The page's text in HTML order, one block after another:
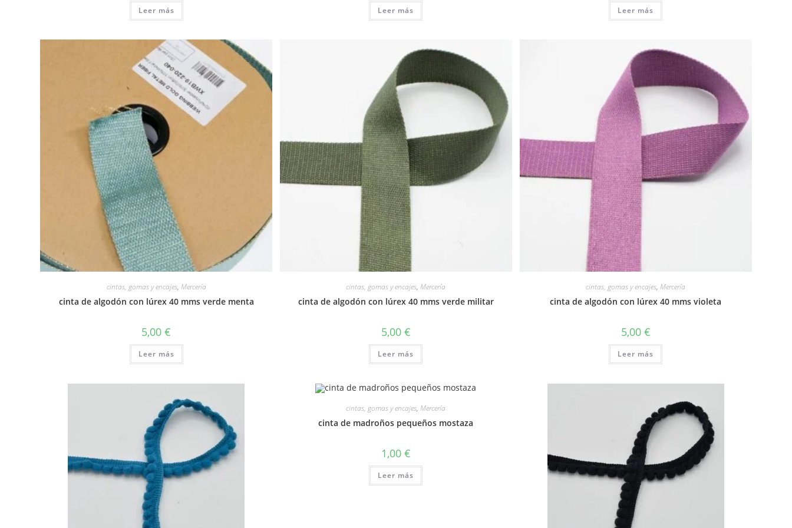
Leer más Leer más Leer más
cintas, gomas y encajes, Mercería
cinta de algodón con lúrex 40 mms verde menta
5,00€
Leer más
cintas, gomas y encajes,Mercería
cinta de algodón con lúrex 40 mms verde militar
5,00 €
Leer más
cintas, gomas y encajes,Mercería
cinta de algodón con lúrex 40 mms violeta
5,00 €
Leer más
cintas, gomas y encajes,Mercería
cinta de madroños pequeños mostaza
1,00 €
Leer más